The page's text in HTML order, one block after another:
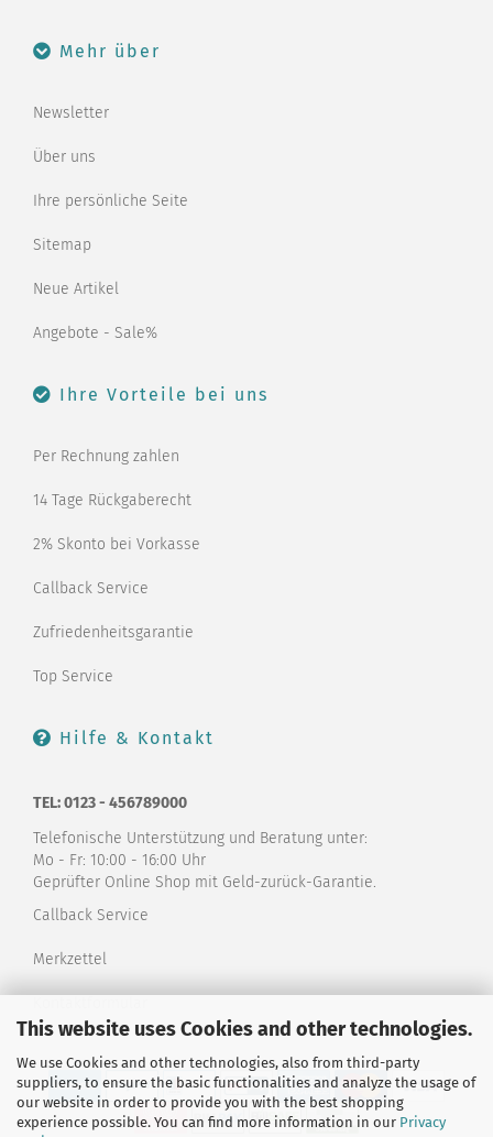
This website uses Cookies and other technologies.
We use Cookies and other technologies, also from third-party
suppliers, to ensure the basic functionalities and analyze the usage of
our website in order to provide you with the best shopping
experience possible. You can find more information in our Privacy
Mehr über
Newsletter
Über uns
Ihre persönliche Seite
Sitemap
Neue Artikel
Angebote - Sale%
Ihre Vorteile bei uns
Per Rechnung zahlen
14 Tage Rückgaberecht
2% Skonto bei Vorkasse
Callback Service
Zufriedenheitsgarantie
Top Service
Hilfe & Kontakt
TEL: 0123 - 456789000
Telefonische Unterstützung und Beratung unter:
Mo - Fr: 10:00 - 16:00 Uhr
Geprüfter Online Shop mit Geld-zurück-Garantie.
Callback Service
Merkzettel